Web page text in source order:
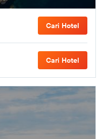
Cari Hotel
Cari Hotel